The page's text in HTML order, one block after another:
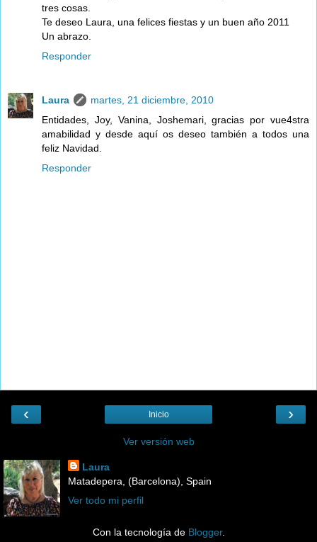
tres cosas.
Te deseo Laura, una felices fiestas y un buen año 2011
Un abrazo.
Responder
Laura
martes, 21 diciembre, 2010
Entidades, Joy, Vanina, Joshemari, gracias por vue4stra
amabilidad y desde aquí os deseo también a todos una
feliz Navidad.
Responder
‹ ›
Inicio
Ver versión web
Laura
Matadepera, (Barcelona), Spain
Ver todo mi perfil
Con la tecnología de Blogger.